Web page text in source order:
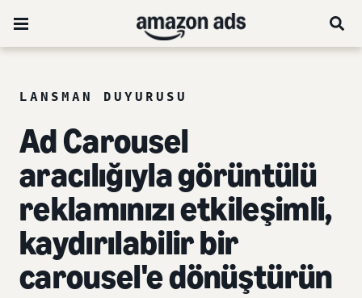
LANSMAN DUYURUSU
Ad Carousel
aracılığıyla görüntülü
reklamınızı etkileşimli,
kaydırılabilir bir
carousel'e dönüştürün